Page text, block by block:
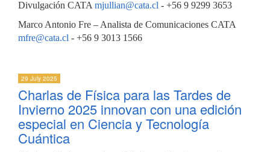
Divulgación CATA mjullian@cata.cl - +56 9 9299 3653
Marco Antonio Fre – Analista de Comunicaciones CATA
mfre@cata.cl - +56 9 3013 1566
29 July 2025
Charlas de Física para las Tardes de
Invierno 2025 innovan con una edición
especial en Ciencia y Tecnología
Cuántica